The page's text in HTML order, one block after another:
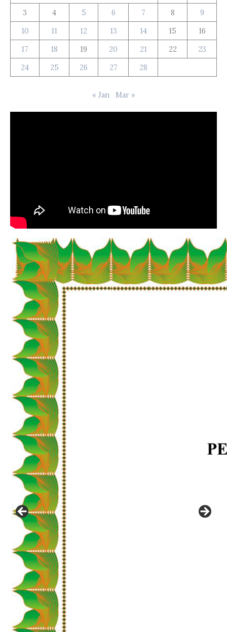
3
4 5 6 7 8
9
10
11 12 13 14 15
16
17
18 19 20 21 22
23
24
25 26 27 28
« Jan Mar »